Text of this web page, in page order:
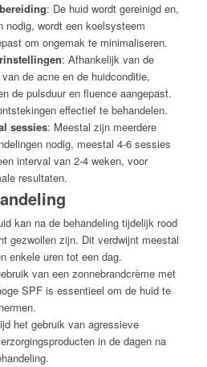
: De huid wordt gereinigd en,
nodig, wordt een koelsysteem
om ongemak te minimaliseren.
: Afhankelijk van de
de acne en de huidconditie,
de pulsduur en fluence aangepast.
effectief te behandelen.
sessies: Meestal zijn meerdere
nodig, meestal 4-6 sessies
interval van 2-4 weken, voor
resultaten.
kan na de behandeling tijdelijk rood
gezwollen zijn. Dit verdwijnt meestal
enkele uren tot een dag.
van een zonnebrandcrème met
SPF is essentieel om de huid te
het gebruik van agressieve
in de dagen na